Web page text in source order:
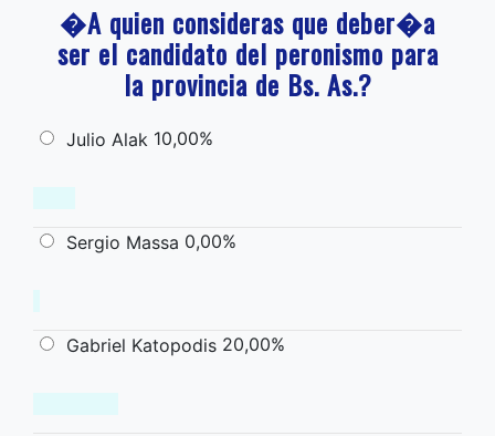
�A quien consideras que deber�a
ser el candidato del peronismo para
la provincia de Bs. As.?
Julio Alak 10,00%
Sergio Massa 0,00%
Gabriel Katopodis 20,00%